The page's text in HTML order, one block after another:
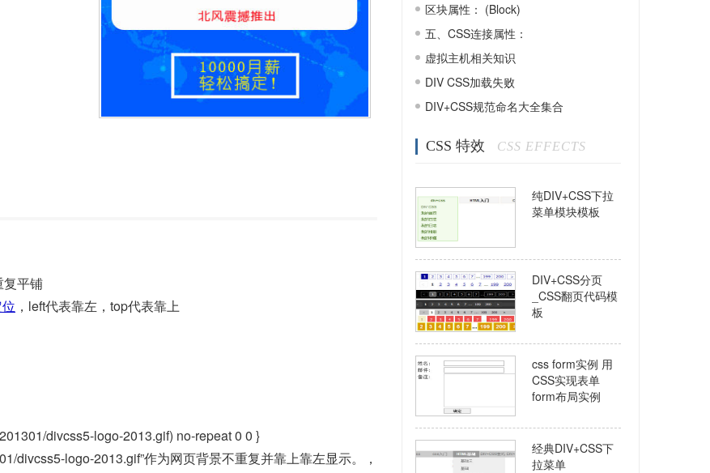
复平铺
，left代表靠左，top代表靠上
divcss5-logo-2013.gif) no-repeat 0 0 }
divcss5-logo-2013.gif”作为网页背景不重复并靠上靠左显示。，
区块属性： (Block)
五、CSS连接属性：
虚拟主机相关知识
DIV CSS加载失败
DIV+CSS规范命名大全集合
CSS 特效 CSS EFFECTS
纯DIV+CSS下拉
菜单模块模板
DIV+CSS分页
_CSS翻页代码模
板
css form实例 用
CSS实现表单
form布局实例
经典DIV+CSS下
拉菜单